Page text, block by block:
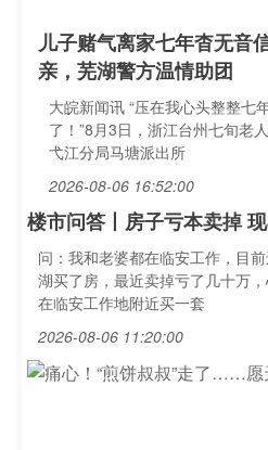
儿子赌气离家七年杳无音
亲，芜湖警方温情助团
大皖新闻讯 “压在我心头整整七
了！”8月3日，浙江台州七旬老
弋江分局马塘派出所
2026-08-06 16:52:00
楼市问答丨房子亏本卖掉
问：我和老婆都在临安工作，目
湖买了房，最近卖掉亏了几十万
在临安工作地附近买一套
2026-08-06 11:20:00